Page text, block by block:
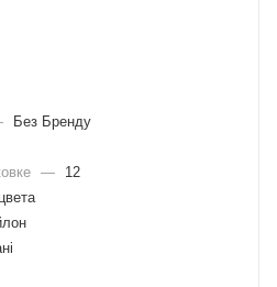
Без Бренду
—
12